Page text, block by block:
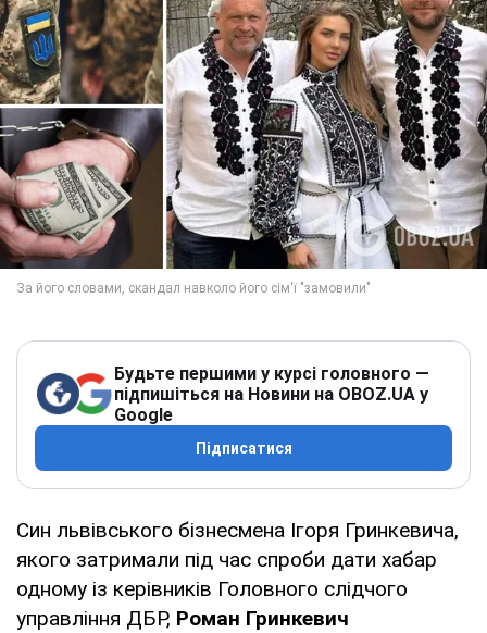
Будьте першими у курсі головного —
підпишіться на Новини на OBOZ.UA у
Google
Підписатися
Син львівського бізнесмена Ігоря Гринкевича,
якого затримали під час спроби дати хабар
одному із керівників Головного слідчого
управління ДБР, Роман Гринкевич